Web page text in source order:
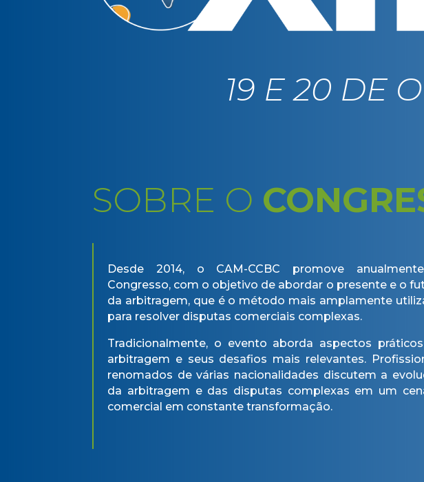
19 E 20 DE
SOBRE O
Desde 2014, o CAM-CCBC promove
Congresso, com o objetivo de abordar o presente e o
da arbitragem, que é o método mais amplamente
para resolver disputas comerciais complexas.
Tradicionalmente, o evento aborda aspectos
arbitragem e seus desafios mais relevantes.
renomados de várias nacionalidades discutem a
da arbitragem e das disputas complexas em um
comercial em constante transformação.